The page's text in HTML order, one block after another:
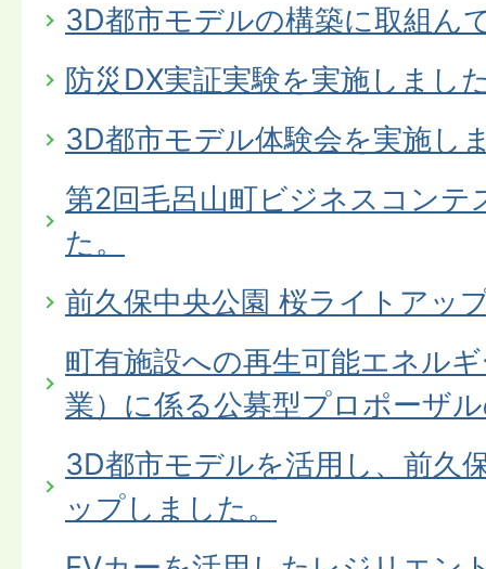
3D都市モデルの構築に取組ん
防災DX実証実験を実施しまし
3D都市モデル体験会を実施し
第2回毛呂山町ビジネスコンテ
た。
前久保中央公園 桜ライトアッ
町有施設への再生可能エネル
業）に係る公募型プロポーザ
3D都市モデルを活用し、前久
ップしました。